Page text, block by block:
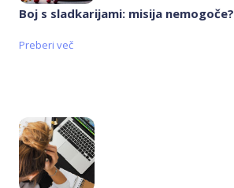
Boj s sladkarijami: misija nemogoče?
Preberi več